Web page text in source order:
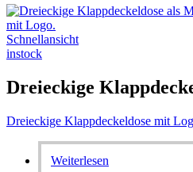
Schnellansicht
instock
Dreieckige
Dreieckige Klappdeckeldose mit
Weiterlesen